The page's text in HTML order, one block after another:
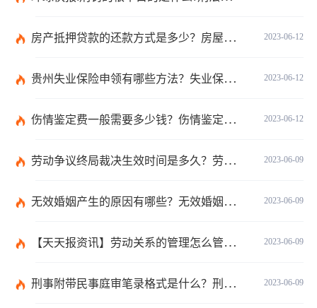
2023-06-12
房产抵押贷款的还款方式是多少？房屋抵押合同书模板是怎样的？
2023-06-12
贵州失业保险申领有哪些方法？失业保险的申请方法分为几种？
2023-06-12
伤情鉴定费一般需要多少钱？伤情鉴定多久能做？
2023-06-09
劳动争议终局裁决生效时间是多久？劳动争议终局裁决可以起诉吗？
2023-06-09
无效婚姻产生的原因有哪些？无效婚姻出轨可以要求赔偿吗？ 当前滚动
2023-06-09
【天天报资讯】劳动关系的管理怎么管理？事实劳动关系的经济补偿金是什么？
2023-06-09
刑事附带民事庭审笔录格式是什么？刑事附带民事庭审笔录是什么？ 观焦点